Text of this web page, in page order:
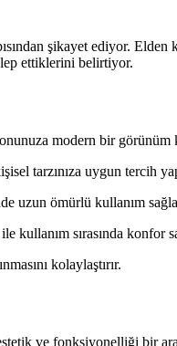
şikayet ediyor.
ettiklerini belirtiyor.
modern bir görünüm
tarzınıza uygun tercih
uzun ömürlü kullanım
ile kullanım sırasında konfor
kolaylaştırır.
ve fonksiyonelliği bir